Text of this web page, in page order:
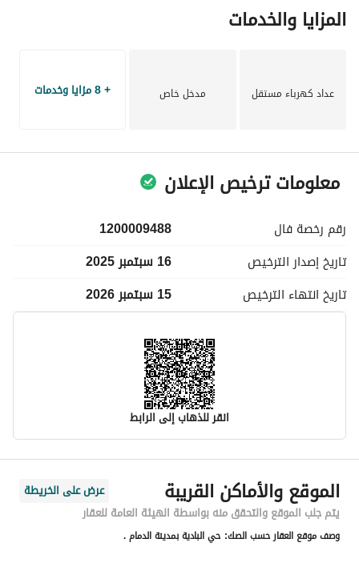
المزايا والخدمات
عداد كهرباء مستقل مدخل خاص + 8 مزايا وخدمات
معلومات ترخيص الإعلان
رقم رخصة فال
1200009488
تاريخ إصدار الترخيص
16 سبتمبر 2025
تاريخ انتهاء الترخيص 15 سبتمبر 2026
انقر للذهاب إلى الرابط
معلومات مسؤول الإعلان
اسم المسؤول
-
رقم المسؤول
-
الموقع والأماكن القريبة
عرض على الخريطة
يتم جلب الموقع والتحقق منه بواسطة الهيئة العامة للعقار
وصف موقع العقار حسب الصك: حي البادية بمدينة الدمام .